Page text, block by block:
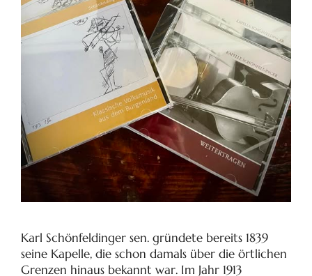
Karl Schönfeldinger sen. gründete bereits 1839
seine Kapelle, die schon damals über die örtlichen
Grenzen hinaus bekannt war. Im Jahr 1913